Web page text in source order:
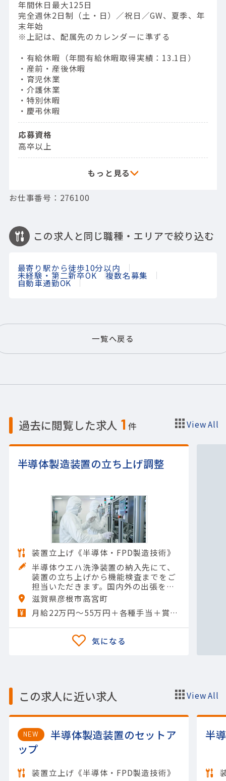
年間休日最大125日
完全週休2日制（土・日）／祝日／GW、夏季、年
末年始
※上記は、配属先のカレンダーに準ずる
・有給休暇（年間有給休暇取得実績：13.1日）
・産前・産後休暇
・育児休業
・介護休業
・特別休暇
・慶弔休暇
応募資格
高卒以上
お仕事番号：276100
この求人と同じ職種・エリアで絞り込む
最寄り駅から徒歩10分以内
未経験・第二新卒OK 複数名募集
自動車通勤OK
一覧へ戻る
過去に閲覧した求人 1 件 View All
半導体製造装置の立ち上げ調整
装置立上げ《半導体・FPD製造技術》
半導体ウエハ洗浄装置の納入先にて、
装置の立ち上げから機能検査までをご
担当いただきます。国内外の出張を通
じて、幅広い現場経験を積むことがで
きます。＜具体的には＞・国内外の顧
客先への出張対応・半導体ウエ…
滋賀県彦根市高宮町
月給22万円～55万円＋各種手当＋賞与年2回
この求人に近い求人 View All
NEW
半導体製造装置のセットア
ップ
装置立上げ《半導体・FPD製造技術》
半